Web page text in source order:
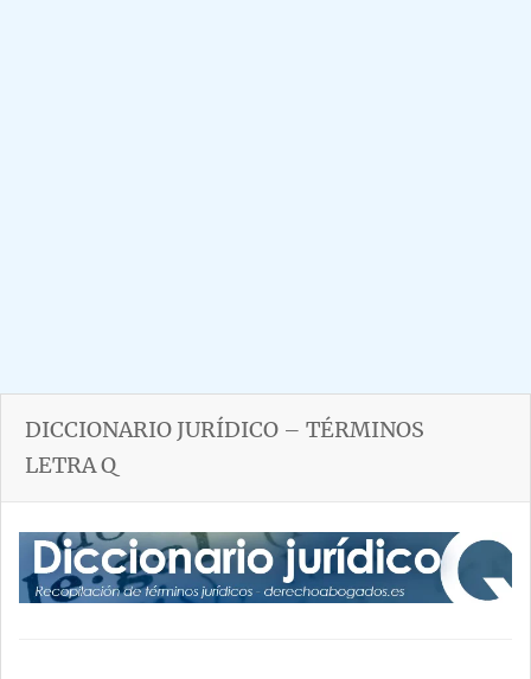
DICCIONARIO JURÍDICO – TÉRMINOS
LETRA Q